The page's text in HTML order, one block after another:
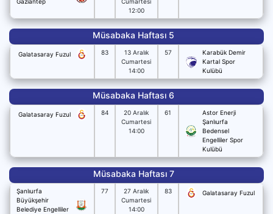
Gaziantep
Cumartesi
12:00
Müsabaka Haftası 5
Galatasaray Fuzul 83
13 Aralık
Cumartesi
14:00
57
Karabük Demir
Kartal Spor
Kulübü
Müsabaka Haftası 6
Galatasaray Fuzul 84
20 Aralık
Cumartesi
14:00
61
Astor Enerji
Şanlıurfa
Bedensel
Engelliler Spor
Kulübü
Müsabaka Haftası 7
Şanlıurfa
Büyükşehir
Belediye Engelliler
77
27 Aralık
Cumartesi
14:00
83 Galatasaray Fuzul